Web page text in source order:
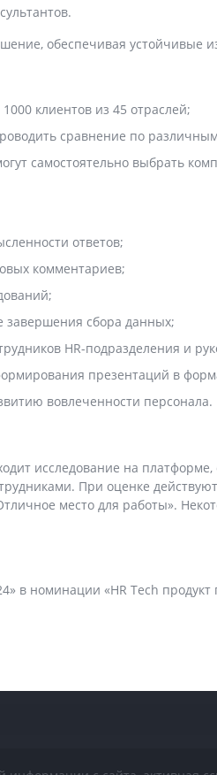
обеспечивая устойчивые
клиентов из 45 отраслей;
сравнение по
самостоятельно выбрать
ответов;
комментариев;
завершения сбора данных;
HR-подразделения и
презентаций в
вовлеченности персонала.
исследование на
При оценке
место для работы».
в номинации «HR Tech продукт